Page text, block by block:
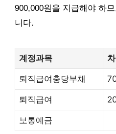
900,000원을 지급해야 하
니다.
계정과목
퇴직급여충당부채
퇴직급여
보통예금